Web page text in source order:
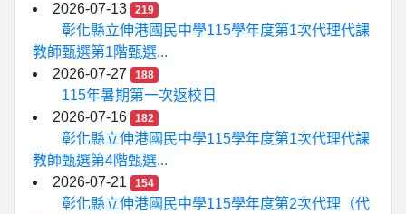
2026-07-13
219
彰化縣立伸港國民中學115學年度第1次代理代課
教師甄選第1階甄選...
2026-07-27
188
115年暑期第一次返校日
2026-07-16
182
彰化縣立伸港國民中學115學年度第1次代理代課
教師甄選第4階甄選...
2026-07-21
154
彰化縣立伸港國民中學115學年度第2次代理（代